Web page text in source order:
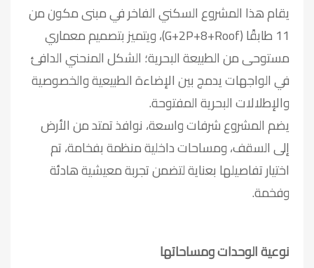
يقام هذا المشروع السكني الفاخر في مبنى مكون من
11 طابقًا (G+2P+8+Roof)، ويتميز بتصميم معماري
مستوحى من الطبيعة البحرية؛ الشكل المنحني الدافئ
في الواجهات يدمج بين الإضاءة الطبيعية والخصوصية
والإطلالات البحرية المفتوحة.
يضم المشروع شرفات واسعة، نوافذ تمتد من الأرض
إلى السقف، ومساحات داخلية منظمة بفخامة، تم
اختيار تفاصيلها بعناية لتضمن تجربة معيشية هادئة
وفخمة.
نوعية الوحدات ومساحاتها